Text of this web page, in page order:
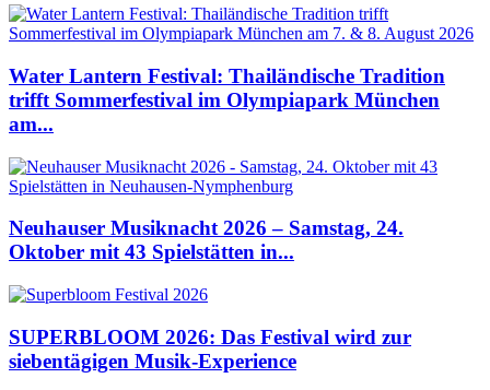
Water Lantern Festival: Thailändische Tradition
trifft Sommerfestival im Olympiapark München
am...
Neuhauser Musiknacht 2026 – Samstag, 24.
Oktober mit 43 Spielstätten in...
SUPERBLOOM 2026: Das Festival wird zur
siebentägigen Musik-Experience